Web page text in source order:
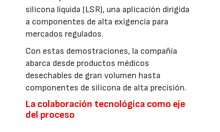
silicona líquida (LSR), una aplicación dirigida
a componentes de alta exigencia para
mercados regulados.
Con estas demostraciones, la compañía
abarca desde productos médicos
desechables de gran volumen hasta
componentes de silicona de alta precisión.
La colaboración tecnológica como eje
del proceso